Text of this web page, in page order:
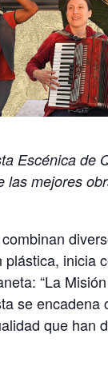
Escénica de
mejores
inicia
“La
se encadena
que han